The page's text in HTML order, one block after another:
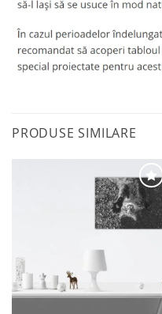
PRODUSE SIMILARE
Adaugă